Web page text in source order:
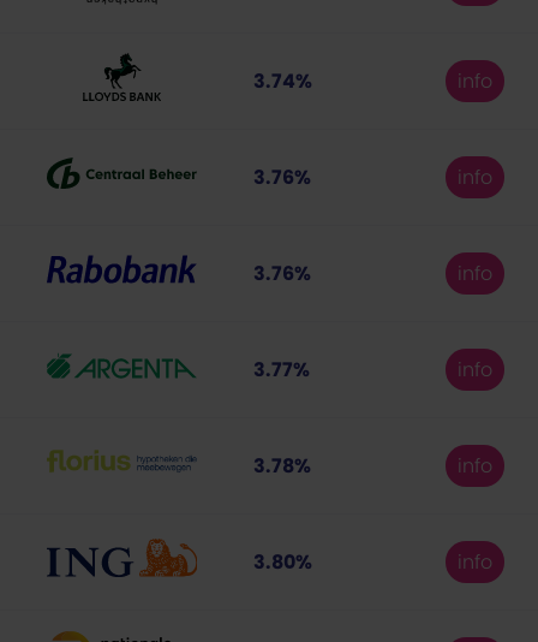
3.74% info
3.76% info
3.76% info
3.77% info
3.78% info
3.80% info